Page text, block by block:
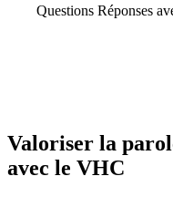
Questions Réponses
Valoriser la
avec le VHC